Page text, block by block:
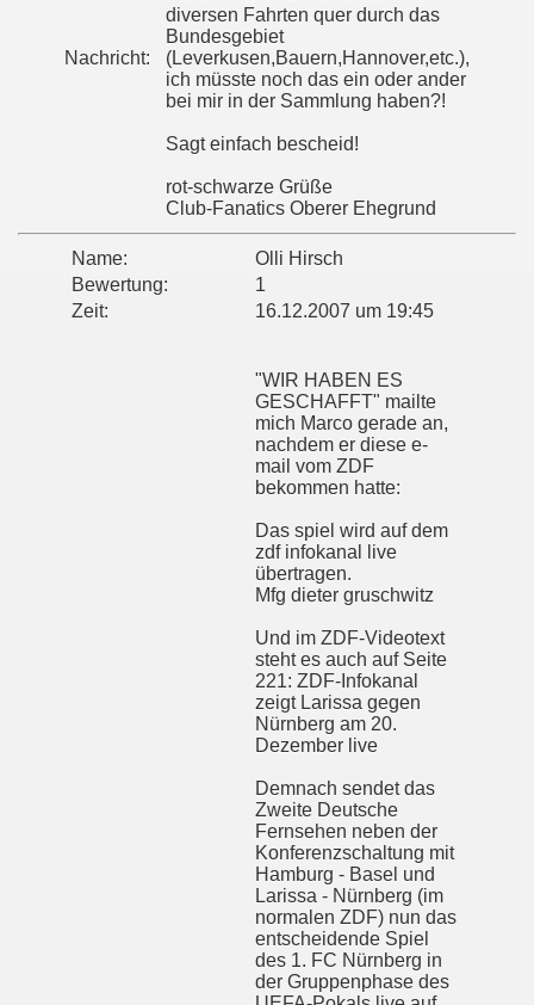
Nachricht:
diversen Fahrten quer durch das
Bundesgebiet
(Leverkusen,Bauern,Hannover,etc.),
ich müsste noch das ein oder ander
bei mir in der Sammlung haben?!
Sagt einfach bescheid!
rot-schwarze Grüße
Club-Fanatics Oberer Ehegrund
Name:
Olli Hirsch
Bewertung:
1
Zeit:
16.12.2007 um 19:45
"WIR HABEN ES
GESCHAFFT" mailte
mich Marco gerade an,
nachdem er diese e-
mail vom ZDF
bekommen hatte:
Das spiel wird auf dem
zdf infokanal live
übertragen.
Mfg dieter gruschwitz
Und im ZDF-Videotext
steht es auch auf Seite
221: ZDF-Infokanal
zeigt Larissa gegen
Nürnberg am 20.
Dezember live
Demnach sendet das
Zweite Deutsche
Fernsehen neben der
Konferenzschaltung mit
Hamburg - Basel und
Larissa - Nürnberg (im
normalen ZDF) nun das
entscheidende Spiel
des 1. FC Nürnberg in
der Gruppenphase des